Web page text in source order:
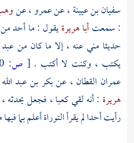
سفيان بن عيينة، عنعمرو، عن
: سمعتأبا هريرةيقول : ما أحد
حديثا مني عنه ، إلا ما كان من
يكتب ، وكنت لا أكتب . [ ص:
عمران القطان ، عنبكر بن عبد الله
هريرة : أنه لقيكعبا، فجعل يحدثه
رأيت أحدا لم يقرأ التوراة أعلم بما